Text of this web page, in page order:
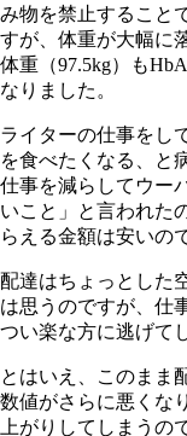
み物を禁止すること
すが、体重が大幅に
体重（97.5kg）も
なりました。
ライターの仕事をし
を食べたくなる、と
仕事を減らしてウー
いこと」と言われた
らえる金額は安いの
配達はちょっとした
は思うのですが、仕
つい楽な方に逃げて
とはいえ、このまま
数値がさらに悪くな
上がりしてしまうの